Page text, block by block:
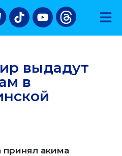
выдадут
в
принял акима